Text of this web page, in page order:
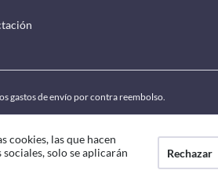
gastos de envío por contra reembolso.
cookies, las que hacen
solo se aplicarán
Rechazar